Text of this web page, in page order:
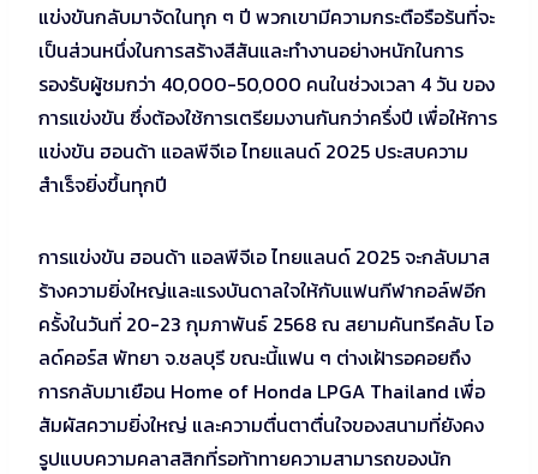
แข่งขันกลับมาจัดในทุก ๆ ปี พวกเขามีความกระตือรือร้นที่จะ
เป็นส่วนหนึ่งในการสร้างสีสันและทำงานอย่างหนักในการ
รองรับผู้ชมกว่า 40,000-50,000 คนในช่วงเวลา 4 วัน ของ
การแข่งขัน ซึ่งต้องใช้การเตรียมงานกันกว่าครึ่งปี เพื่อให้การ
แข่งขัน ฮอนด้า แอลพีจีเอ ไทยแลนด์ 2025 ประสบความ
สำเร็จยิ่งขึ้นทุกปี
การแข่งขัน ฮอนด้า แอลพีจีเอ ไทยแลนด์ 2025 จะกลับมาส
ร้างความยิ่งใหญ่และแรงบันดาลใจให้กับแฟนกีฬากอล์ฟอีก
ครั้งในวันที่ 20-23 กุมภาพันธ์ 2568 ณ สยามคันทรีคลับ โอ
ลด์คอร์ส พัทยา จ.ชลบุรี ขณะนี้แฟน ๆ ต่างเฝ้ารอคอยถึง
การกลับมาเยือน Home of Honda LPGA Thailand เพื่อ
สัมผัสความยิ่งใหญ่ และความตื่นตาตื่นใจของสนามที่ยังคง
รูปแบบความคลาสสิกที่รอท้าทายความสามารถของนัก